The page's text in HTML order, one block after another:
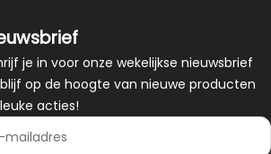
je in voor onze wekelijkse nieuwsbrief
op de hoogte van nieuwe producten
acties!
mailadres